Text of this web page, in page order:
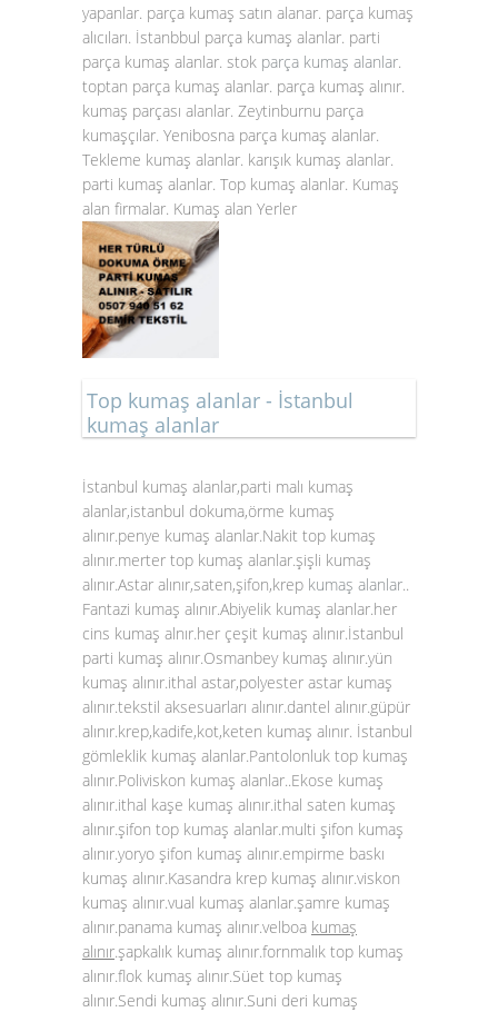
yapanlar. parça kumaş satın alanar. parça kumaş
alıcıları. İstanbbul parça kumaş alanlar. parti
parça kumaş alanlar. stok parça kumaş alanlar.
toptan parça kumaş alanlar. parça kumaş alınır.
kumaş parçası alanlar. Zeytinburnu parça
kumaşçılar. Yenibosna parça kumaş alanlar.
Tekleme kumaş alanlar. karışık kumaş alanlar.
parti kumaş alanlar. Top kumaş alanlar. Kumaş
alan firmalar. Kumaş alan Yerler
Top kumaş alanlar - İstanbul
kumaş alanlar
İstanbul kumaş alanlar,parti malı kumaş
alanlar,istanbul dokuma,örme kumaş
alınır.penye kumaş alanlar.Nakit top kumaş
alınır.merter top kumaş alanlar.şişli kumaş
alınır.Astar alınır,saten,şifon,krep kumaş alanlar..
Fantazi kumaş alınır.Abiyelik kumaş alanlar.her
cins kumaş alnır.her çeşit kumaş alınır.İstanbul
parti kumaş alınır.Osmanbey kumaş alınır.yün
kumaş alınır.ithal astar,polyester astar kumaş
alınır.tekstil aksesuarları alınır.dantel alınır.güpür
alınır.krep,kadife,kot,keten kumaş alınır. İstanbul
gömleklik kumaş alanlar.Pantolonluk top kumaş
alınır.Poliviskon kumaş alanlar..Ekose kumaş
alınır.ithal kaşe kumaş alınır.ithal saten kumaş
alınır.şifon top kumaş alanlar.multi şifon kumaş
alınır.yoryo şifon kumaş alınır.empirme baskı
kumaş alınır.Kasandra krep kumaş alınır.viskon
kumaş alınır.vual kumaş alanlar.şamre kumaş
alınır.panama kumaş alınır.velboa kumaş
alınır.şapkalık kumaş alınır.fornmalık top kumaş
alınır.flok kumaş alınır.Süet top kumaş
alınır.Sendi kumaş alınır.Suni deri kumaş